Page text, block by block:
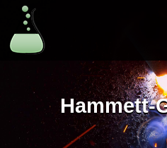
Hammett-